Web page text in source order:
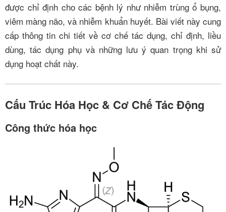
được chỉ định cho các bệnh lý như nhiễm trùng ổ bụng,
viêm màng não, và nhiễm khuẩn huyết. Bài viết này cung
cấp thông tin chi tiết về cơ chế tác dụng, chỉ định, liều
dùng, tác dụng phụ và những lưu ý quan trọng khi sử
dụng hoạt chất này.
Cấu Trúc Hóa Học & Cơ Chế Tác Động
Công thức hóa học